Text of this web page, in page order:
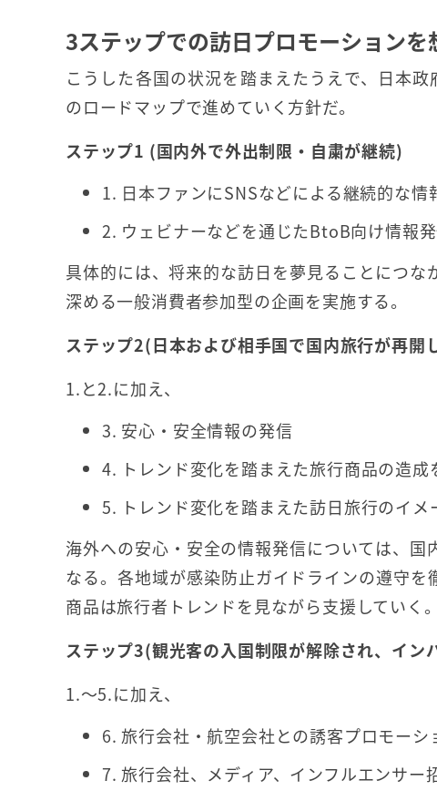
3ステップでの訪日プロモーションを
こうした各国の状況を踏まえたうえで、日本
のロードマップで進めていく方針だ。
ステップ1 (国内外で外出制限・自粛が継続)
1. 日本ファンにSNSなどによる継続的な情
2. ウェビナーなどを通じたBtoB向け情報
具体的には、将来的な訪日を夢見ることにつ
深める一般消費者参加型の企画を実施する。
ステップ2(日本および相手国で国内旅行が再開
1.と2.に加え、
3. 安心・安全情報の発信
4. トレンド変化を踏まえた旅行商品の造成
5. トレンド変化を踏まえた訪日旅行のイメ
海外への安心・安全の情報発信については、
なる。各地域が感染防止ガイドラインの遵守
商品は旅行者トレンドを見ながら支援していく。
ステップ3(観光客の入国制限が解除され、イン
1.～5.に加え、
6. 旅行会社・航空会社との誘客プロモーシ
7. 旅行会社、メディア、インフルエンサー